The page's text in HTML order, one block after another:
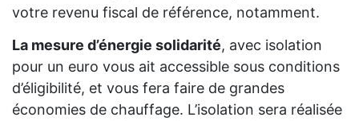
votre revenu fiscal de référence, notamment.
La mesure d’énergie solidarité, avec isolation
pour un euro vous ait accessible sous conditions
d’éligibilité, et vous fera faire de grandes
économies de chauffage. L’isolation sera réalisée